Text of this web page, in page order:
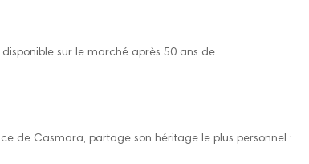
sur le marché après 50 ans de
de Casmara, partage son héritage le plus personnel :